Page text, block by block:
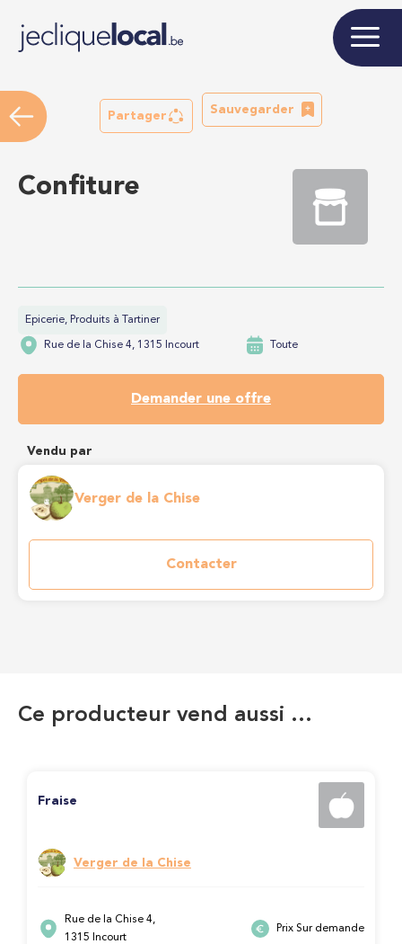
Partager
Sauvegarder
Confiture
Epicerie, Produits à Tartiner
Rue de la Chise 4, 1315 Incourt Toute
Demander une offre
Vendu par
Verger de la Chise
Contacter
Ce producteur vend aussi …
Fraise
Verger de la Chise
Rue de la Chise 4,
1315 Incourt
Prix Sur demande